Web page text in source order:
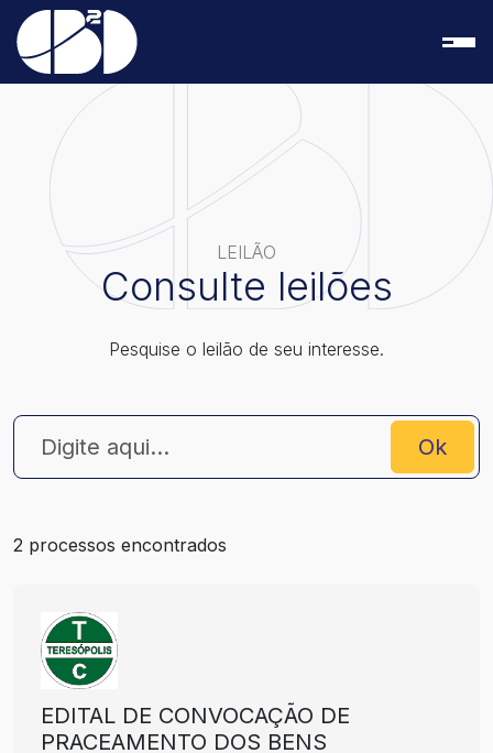
LEILÃO
Consulte leilões
Pesquise o leilão de seu interesse.
Ok
2 processos encontrados
EDITAL DE CONVOCAÇÃO DE
PRACEAMENTO DOS BENS